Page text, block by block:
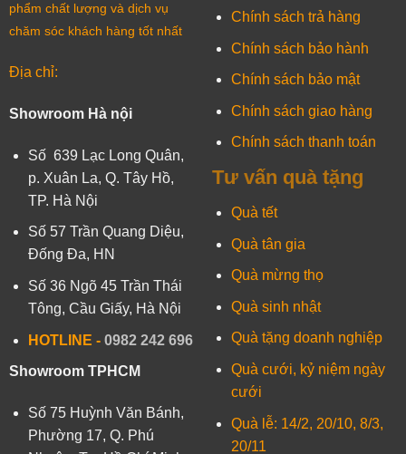
phẩm chất lượng và dịch vụ
chăm sóc khách hàng tốt nhất
Địa chỉ:
Showroom Hà nội
Số 639 Lạc Long Quân,
p. Xuân La, Q. Tây Hồ,
TP. Hà Nội
Số 57 Trần Quang Diệu,
Đống Đa, HN
Số 36 Ngõ 45 Trần Thái
Tông, Cầu Giấy, Hà Nội
HOTLINE - 0982 242 696
Showroom TPHCM
Số 75 Huỳnh Văn Bánh,
Phường 17, Q. Phú
Chính sách trả hàng
Chính sách bảo hành
Chính sách bảo mật
Chính sách giao hàng
Chính sách thanh toán
Tư vấn quà tặng
Quà tết
Quà tân gia
Quà mừng thọ
Quà sinh nhật
Quà tặng doanh nghiệp
Quà cưới, kỷ niệm ngày
cưới
Quà lễ: 14/2, 20/10, 8/3,
20/11